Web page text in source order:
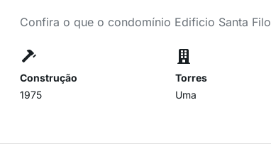
Confira o que o condomínio Edificio Santa
Construção
1975
Torres
Uma